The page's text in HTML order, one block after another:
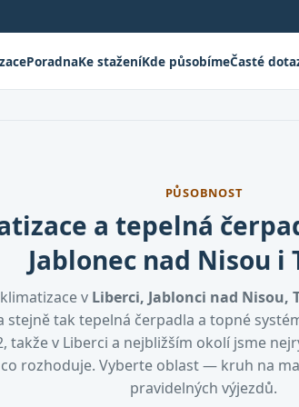
PoradnaKe staženíKde působímeČasté
PŮSOBNOST
a tepelná
Jablonec nad Nisou i
v Liberci, Jablonci nad Nisou,
tak tepelná čerpadla a topné
takže v Liberci a nejbližším okolí jsme
rozhoduje. Vyberte oblast — kruh na
pravidelných výjezdů.